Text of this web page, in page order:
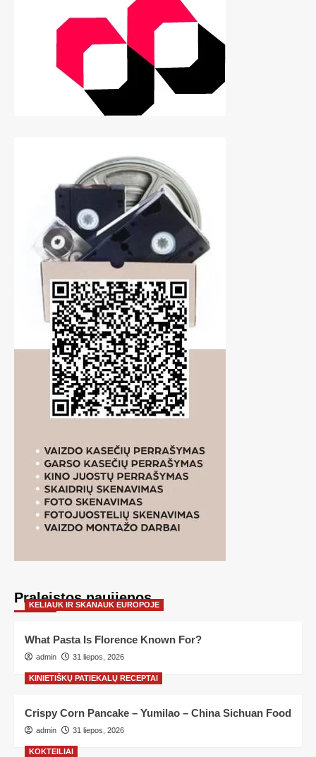
Praleistos naujienos
KELIAUK IR SKANAUK EUROPOJE
What Pasta Is Florence Known For?
admin 31 liepos, 2026
KINIETIŠKŲ PATIEKALŲ RECEPTAI
Crispy Corn Pancake – Yumilao – China Sichuan Food
admin 31 liepos, 2026
KOKTEILIAI